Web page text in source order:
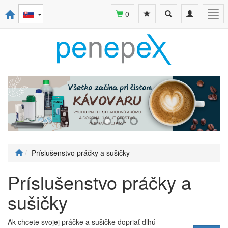
Toggle
navigation
Toggle
search
0
Príslušenstvo práčky a sušičky
Príslušenstvo práčky a
sušičky
Ak chcete svojej práčke a sušičke dopriať dlhú